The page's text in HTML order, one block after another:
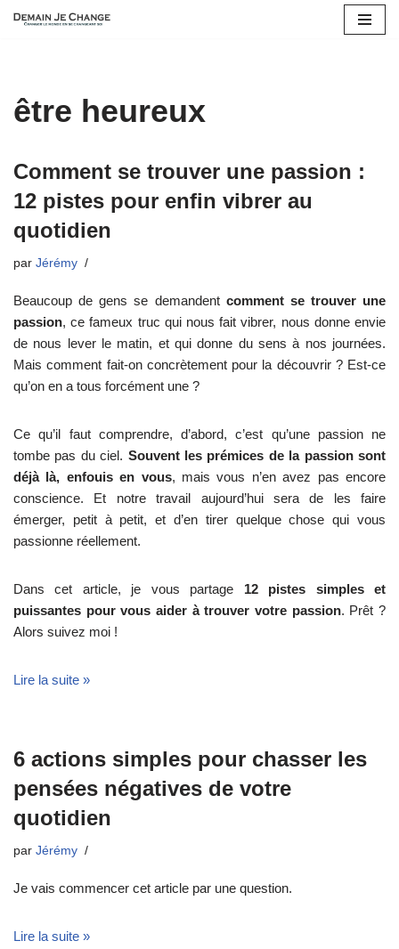
être heureux
Comment se trouver une passion :
12 pistes pour enfin vibrer au
quotidien
par Jérémy
Beaucoup de gens se demandentcomment se trouver une
passion, ce fameux truc qui nous fait vibrer, nous donne envie
de nous lever le matin, et qui donne du sens à nos journées.
Mais comment fait-on concrètement pour la découvrir ? Est-ce
qu’on en a tous forcément une ?
Ce qu’il faut comprendre, d’abord, c’est qu’une passion ne
tombe pas du ciel. Souvent les prémices de la passion sont
déjà là, enfouis en vous, mais vous n’en avez pas encore
conscience. Et notre travail aujourd’hui sera de les faire
émerger, petit à petit, et d’en tirer quelque chose qui vous
passionne réellement.
Dans cet article, je vous partage 12 pistes simples et
puissantes pour vous aider à trouver votre passion. Prêt ?
Alors suivez moi !
Lire la suite »
6 actions simples pour chasser les
pensées négatives de votre
quotidien
par Jérémy
Je vais commencer cet article par une question.
Lire la suite »